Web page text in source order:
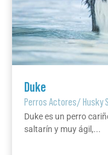
Duke
Perros Actores/Husky
Duke es un perro
saltarín y muy ágil,...